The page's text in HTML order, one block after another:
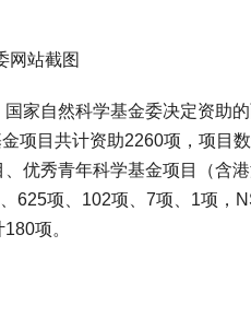
网站截图
自然科学基金委决定资助的
项目共计资助2260项，项目
优秀青年科学基金项目（含
625项、102项、7项、1项，
项。